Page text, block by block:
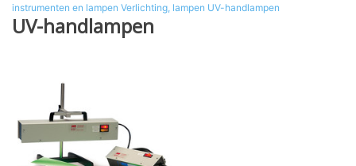
instrumenten en lampen Verlichting, lampen UV-handlampen
UV-handlampen